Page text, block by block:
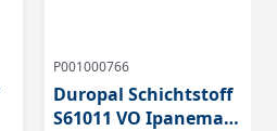
P001000766
Duropal Schichtstoff
S61011 VO Ipanema